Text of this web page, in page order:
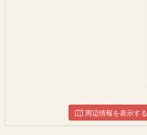
周辺情報を表示する